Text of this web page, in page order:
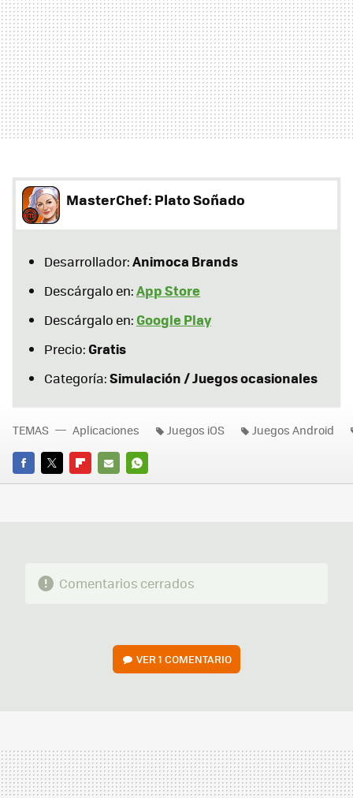
MasterChef: Plato Soñado
Desarrollador:Animoca Brands
Descárgalo en:App Store
Descárgalo en: Google Play
Precio:Gratis
Categoría:Simulación / Juegos ocasionales
FACEBOOK
TWITTERFLIPBOARD
E-
WHATSAPP
TEMAS Aplicaciones Juegos iOS Juegos Android
Comentarios cerrados
VER1 COMENTARIO